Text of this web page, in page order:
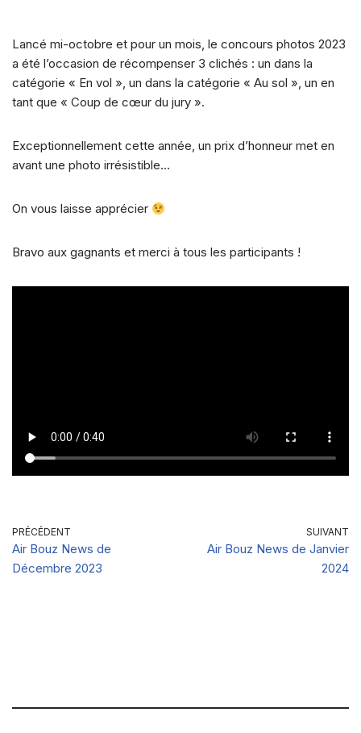
Lancé mi-octobre et pour un mois, le concours photos 2023
a été l’occasion de récompenser 3 clichés : un dans la
catégorie « En vol », un dans la catégorie « Au sol », un en
tant que « Coup de cœur du jury ».
Exceptionnellement cette année, un prix d’honneur met en
avant une photo irrésistible…
On vous laisse apprécier
Bravo aux gagnants et merci à tous les participants !
PRÉCÉDENT
Air Bouz News de
Décembre 2023
SUIVANT
Air Bouz News de Janvier
2024